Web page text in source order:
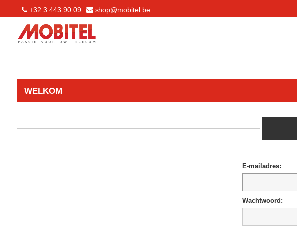
+32 3 443 90 09 shop@mobitel.be
WELKOM
E-mailadres:
Wachtwoord: